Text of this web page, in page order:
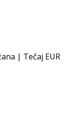
| Tečaj EUR